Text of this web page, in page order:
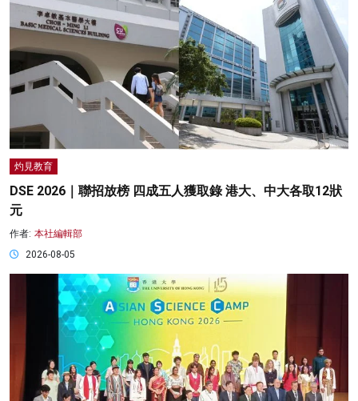
灼見教育
DSE 2026｜聯招放榜 四成五人獲取錄 港大、中大各取12狀
元
作者: 本社編輯部
2026-08-05